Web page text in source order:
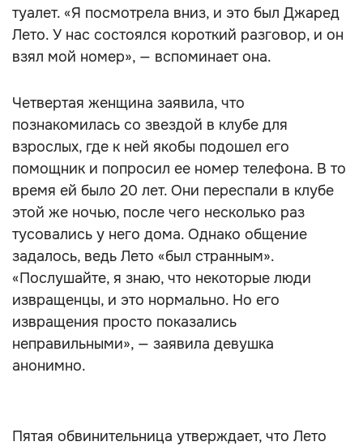
туалет. «Я посмотрела вниз, и это был Джаред
Лето. У нас состоялся короткий разговор, и он
взял мой номер», — вспоминает она.
Четвертая женщина заявила, что
познакомилась со звездой в клубе для
взрослых, где к ней якобы подошел его
помощник и попросил ее номер телефона. В то
время ей было 20 лет. Они переспали в клубе
этой же ночью, после чего несколько раз
тусовались у него дома. Однако общение
задалось, ведь Лето «был странным».
«Послушайте, я знаю, что некоторые люди
извращенцы, и это нормально. Но его
извращения просто показались
неправильными», — заявила девушка
анонимно.
Пятая обвинительница утверждает, что Лето